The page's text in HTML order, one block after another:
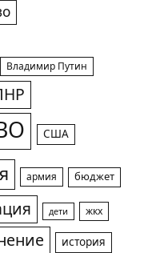
Владимир Путин
США
армия бюджет
дети жкх
история